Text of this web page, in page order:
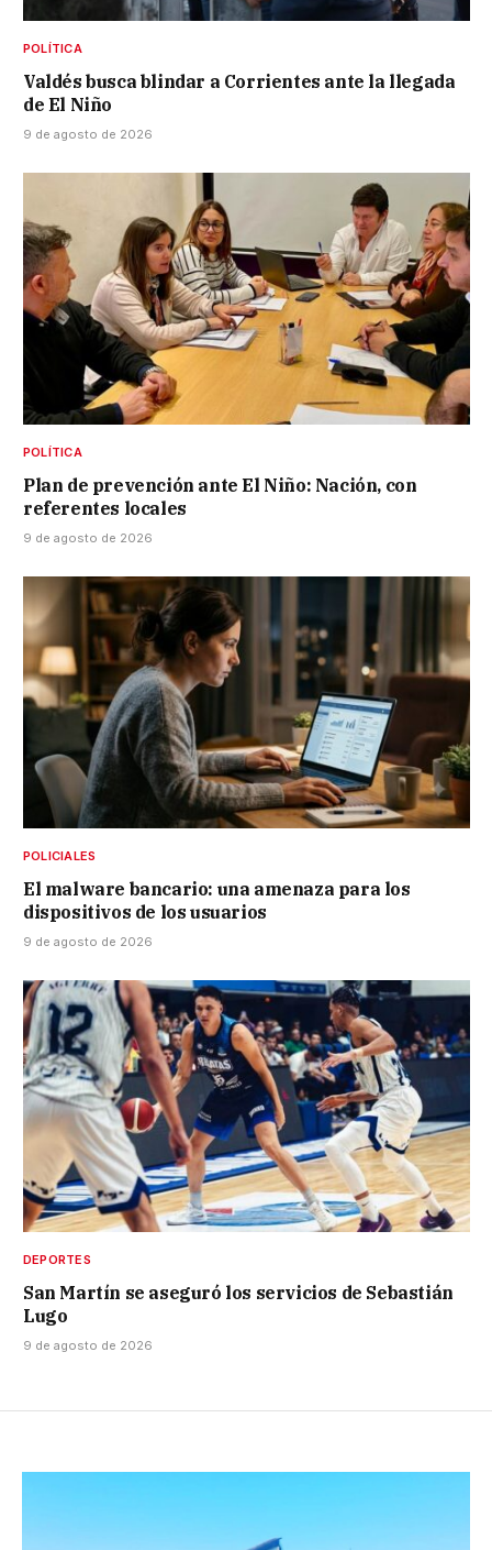
POLÍTICA
Valdés busca blindar a Corrientes ante la llegada
de El Niño
9 de agosto de 2026
POLÍTICA
Plan de prevención ante El Niño: Nación, con
referentes locales
9 de agosto de 2026
POLICIALES
El malware bancario: una amenaza para los
dispositivos de los usuarios
9 de agosto de 2026
DEPORTES
San Martín se aseguró los servicios de Sebastián
Lugo
9 de agosto de 2026